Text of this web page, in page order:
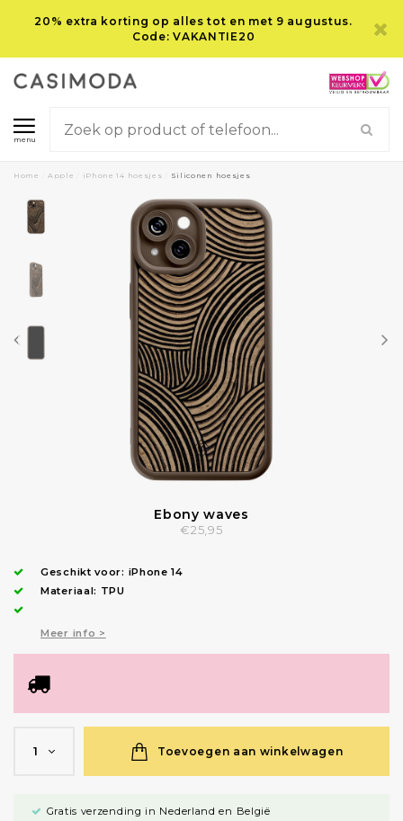
20% extra korting op alles tot en met 9 augustus.
Code: VAKANTIE20
menu
Home Apple iPhone 14 hoesjes Siliconen hoesjes
Ebony waves
€25,95
Geschikt voor: iPhone 14
Materiaal: TPU
Meer info >
1 Toevoegen aan winkelwagen
Gratis verzending in Nederland en België